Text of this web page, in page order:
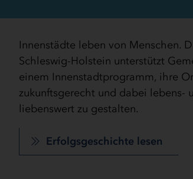
Innenstädte leben von Menschen.
Schleswig-Holstein unterstützt
einem Innenstadtprogramm, ihre
zukunftsgerecht und dabei lebens-
liebenswert zu gestalten.
Erfolgsgeschichte lesen